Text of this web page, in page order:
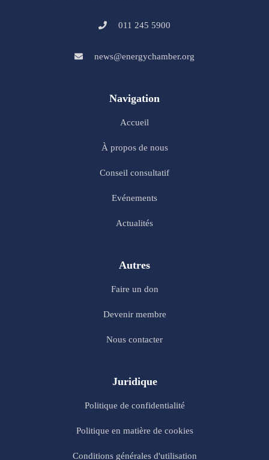
011 245 5900
news@energychamber.org
Navigation
Accueil
À propos de nous
Conseil consultatif
Evénements
Actualités
Autres
Faire un don
Devenir membre
Nous contacter
Juridique
Politique de confidentialité
Politique en matière de cookies
Conditions générales d'utilisation